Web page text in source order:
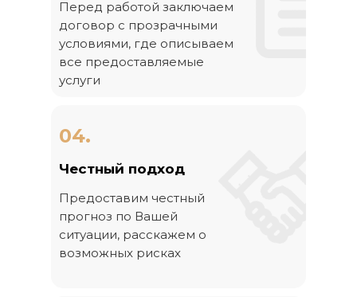
Перед работой заключаем
договор с прозрачными
условиями, где описываем
все предоставляемые
услуги
04.
Предоставим честный
прогноз по Вашей
ситуации, расскажем о
возможных рисках
Честный подход